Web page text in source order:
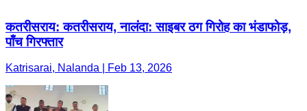
कतरीसराय: कतरीसराय, नालंदा: साइबर ठग गिरोह का भंडाफोड़,
पाँच गिरफ्तार
Katrisarai, Nalanda | Feb 13, 2026